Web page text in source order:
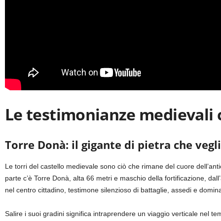
Le testimonianze medievali
Torre Donà: il gigante di pietra che
Le torri del castello medievale sono ciò che rimane del cuore
parte c’è Torre Donà, alta 66 metri e maschio della fortificazione,
nel centro cittadino, testimone silenzioso di battaglie, assedi e
Salire i suoi gradini significa intraprendere un viaggio verticale nel